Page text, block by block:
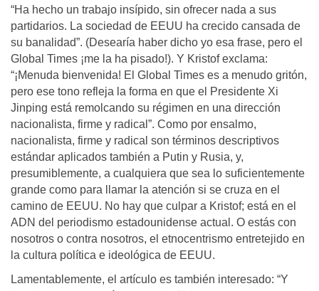
“Ha hecho un trabajo insípido, sin ofrecer nada a sus
partidarios. La sociedad de EEUU ha crecido cansada de
su banalidad”. (Desearía haber dicho yo esa frase, pero el
Global Times ¡me la ha pisado!). Y Kristof exclama:
“¡Menuda bienvenida! El Global Times es a menudo gritón,
pero ese tono refleja la forma en que el Presidente Xi
Jinping está remolcando su régimen en una dirección
nacionalista, firme y radical”. Como por ensalmo,
nacionalista, firme y radical son términos descriptivos
estándar aplicados también a Putin y Rusia, y,
presumiblemente, a cualquiera que sea lo suficientemente
grande como para llamar la atención si se cruza en el
camino de EEUU. No hay que culpar a Kristof; está en el
ADN del periodismo estadounidense actual. O estás con
nosotros o contra nosotros, el etnocentrismo entretejido en
la cultura política e ideológica de EEUU.
Lamentablemente, el artículo es también interesado: “Y